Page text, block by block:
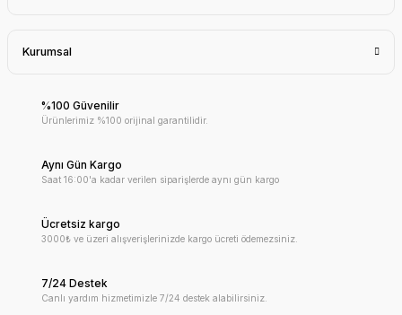
Kurumsal
%100 Güvenilir
Ürünlerimiz %100 orijinal garantilidir.
Aynı Gün Kargo
Saat 16:00'a kadar verilen siparişlerde aynı gün kargo
Ücretsiz kargo
3000₺ ve üzeri alışverişlerinizde kargo ücreti ödemezsiniz.
7/24 Destek
Canlı yardım hizmetimizle 7/24 destek alabilirsiniz.